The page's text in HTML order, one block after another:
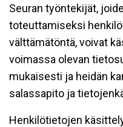
Seuran työntekijät,
toteuttamiseksi
välttämätöntä, voivat
voimassa olevan
mukaisesti ja heidän
salassapito ja
Henkilötietojen